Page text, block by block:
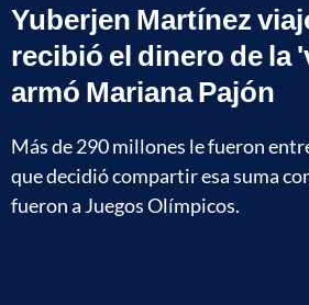
Yuberjen Martínez
recibió el dinero de la
armó Mariana Pajón
Más de 290 millones le fueron
que decidió compartir esa suma
fueron a Juegos Olímpicos.